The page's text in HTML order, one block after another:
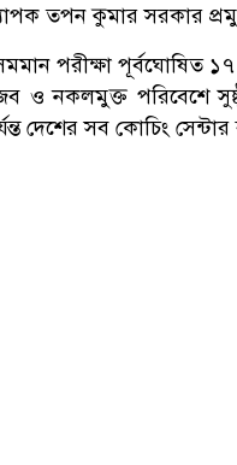
তপন কুমার সরকার
পরীক্ষা পূর্বঘোষিত
ও নকলমুক্ত পরিবেশে
দেশের সব কোচিং সেন্টার